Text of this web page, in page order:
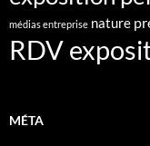
médias entreprise nature
RDV
MÉTA